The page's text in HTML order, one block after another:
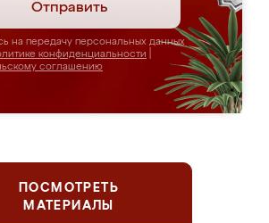
Отправить
на передачу персональных данных
конфиденциальности
соглашению
ПОСМОТРЕТЬ
МАТЕРИАЛЫ